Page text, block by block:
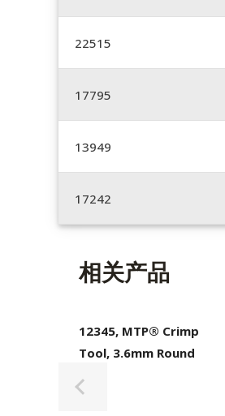
22515
17795
13949
17242
相关产品
12345, MTP® Crimp
Tool, 3.6mm Round